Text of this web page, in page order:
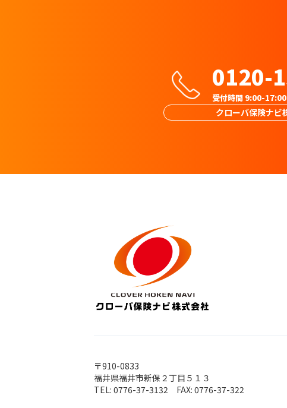
0120-
受付時間 9:00-17:00
クローバ保険ナビ
〒910-0833
福井県福井市新保２丁目５１３
TEL: 0776-37-3132 FAX: 0776-37-322